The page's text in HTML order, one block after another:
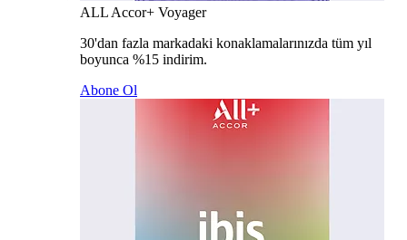
ALL Accor+ Voyager
30'dan fazla markadaki konaklamalarınızda tüm yıl
boyunca %15 indirim.
Abone Ol